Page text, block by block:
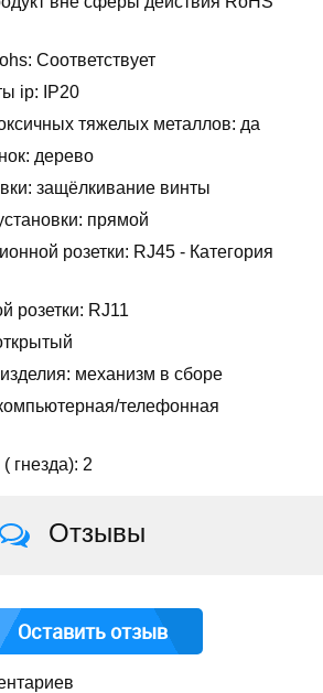
Соответствует
ip: IP20
тяжелых металлов: да
дерево
защёлкивание винты
прямой
розетки: RJ45 - Категория
розетки: RJ11
механизм в сборе
телефонная
гнезда): 2
Отзывы
Оставить отзыв